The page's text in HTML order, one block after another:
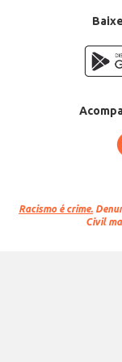
Racismo é crime.
Civil